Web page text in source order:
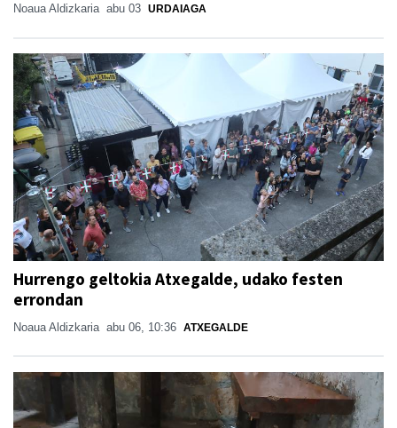
Noaua Aldizkaria abu 03 URDAIAGA
Hurrengo geltokia Atxegalde, udako festen
errondan
Noaua Aldizkaria abu 06, 10:36 ATXEGALDE